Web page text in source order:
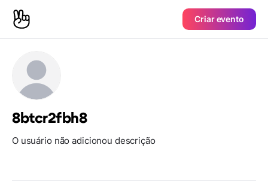
Criar evento
8btcr2fbh8
O usuário não adicionou descrição